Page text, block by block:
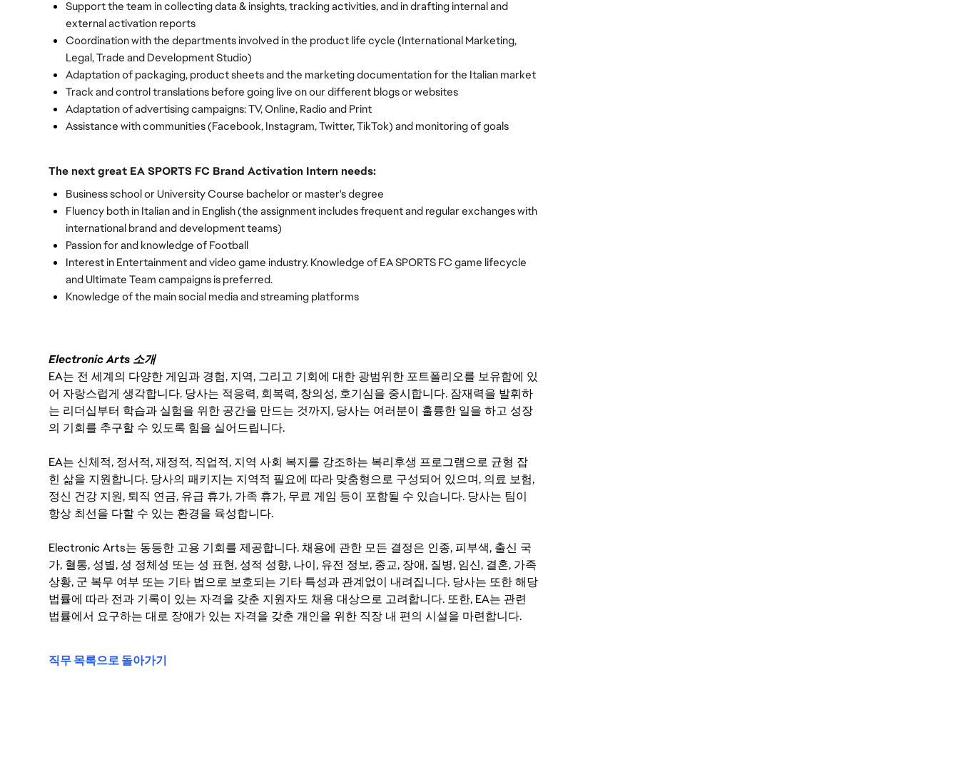
Support the team in collecting data & insights, tracking activities, and in drafting internal and
external activation reports
Coordination with the departments involved in the product life cycle (International Marketing,
Legal, Trade and Development Studio)
Adaptation of packaging, product sheets and the marketing documentation for the Italian market
Track and control translations before going live on our different blogs or websites
Adaptation of advertising campaigns: TV, Online, Radio and Print
Assistance with communities (Facebook, Instagram, Twitter, TikTok) and monitoring of goals
The next great EA SPORTS FC Brand Activation Intern needs:
Business school or University Course bachelor or master's degree
Fluency both in Italian and in English (the assignment includes frequent and regular exchanges with
international brand and development teams)
Passion for and knowledge of Football
Interest in Entertainment and video game industry. Knowledge of EA SPORTS FC game lifecycle
and Ultimate Team campaigns is preferred.
Knowledge of the main social media and streaming platforms
Electronic Arts 소개
EA는 전 세계의 다양한 게임과 경험, 지역, 그리고 기회에 대한 광범위한 포트폴리오를 보유함에 있
어 자랑스럽게 생각합니다. 당사는 적응력, 회복력, 창의성, 호기심을 중시합니다. 잠재력을 발휘하
는 리더십부터 학습과 실험을 위한 공간을 만드는 것까지, 당사는 여러분이 훌륭한 일을 하고 성장
의 기회를 추구할 수 있도록 힘을 실어드립니다.
EA는 신체적, 정서적, 재정적, 직업적, 지역 사회 복지를 강조하는 복리후생 프로그램으로 균형 잡
힌 삶을 지원합니다. 당사의 패키지는 지역적 필요에 따라 맞춤형으로 구성되어 있으며, 의료 보험,
정신 건강 지원, 퇴직 연금, 유급 휴가, 가족 휴가, 무료 게임 등이 포함될 수 있습니다. 당사는 팀이
항상 최선을 다할 수 있는 환경을 육성합니다.
Electronic Arts는 동등한 고용 기회를 제공합니다. 채용에 관한 모든 결정은 인종, 피부색, 출신 국
가, 혈통, 성별, 성 정체성 또는 성 표현, 성적 성향, 나이, 유전 정보, 종교, 장애, 질병, 임신, 결혼, 가족
상황, 군 복무 여부 또는 기타 법으로 보호되는 기타 특성과 관계없이 내려집니다. 당사는 또한 해당
법률에 따라 전과 기록이 있는 자격을 갖춘 지원자도 채용 대상으로 고려합니다. 또한, EA는 관련
법률에서 요구하는 대로 장애가 있는 자격을 갖춘 개인을 위한 직장 내 편의 시설을 마련합니다.
직무 목록으로 돌아가기